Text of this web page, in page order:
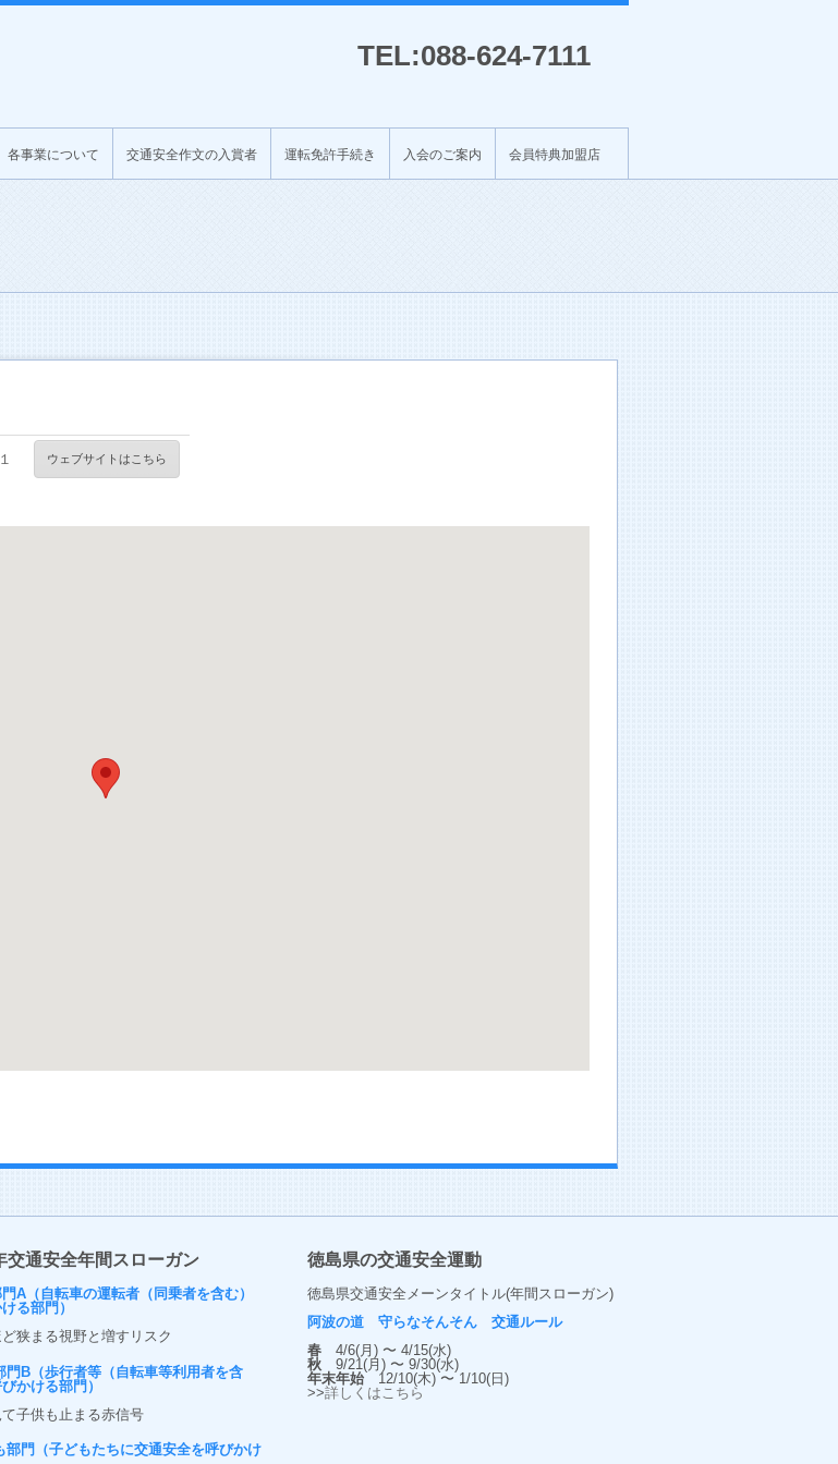
TEL:088-624-7111
各事業について 交通安全作文の入賞者 運転免許手続き 入会のご案内 会員特典加盟店
ウェブサイトはこちら
交通安全年間スローガン
A（自転車の運転者（同乗者を含む）
る部門）
狭まる視野と増すリスク
B（歩行者等（自転車等利用者を含
かける部門）
子供も止まる赤信号
門（子どもたちに交通安全を呼びかけ
徳島県の交通安全運動
徳島県交通安全メーンタイトル(年間スローガン)
阿波の道 守らなそんそん 交通ルール
春 4/6(月) 〜 4/15(水)
秋 9/21(月) 〜 9/30(水)
年末年始 12/10(木) 〜 1/10(日)
>>詳しくはこちら